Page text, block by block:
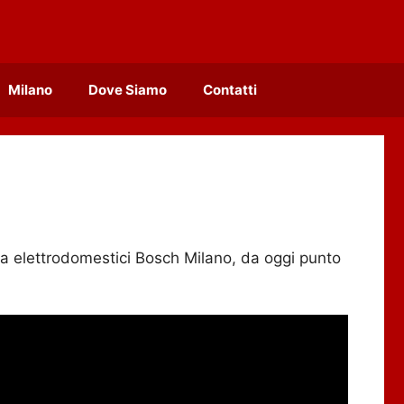
Milano Dove Siamo Contatti
elettrodomestici Bosch Milano, da oggi punto